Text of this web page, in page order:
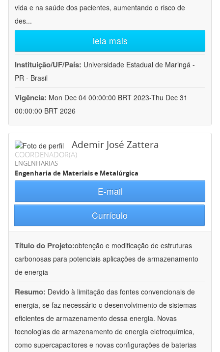
vida e na saúde dos pacientes, aumentando o risco de
des...
leia mais
Instituição/UF/País: Universidade Estadual de Maringá -
PR - Brasil
Vigência: Mon Dec 04 00:00:00 BRT 2023-Thu Dec 31
00:00:00 BRT 2026
Ademir José Zattera
COORDENADOR(A)
ENGENHARIAS
Engenharia de Materiais e Metalúrgica
E-mail
Currículo
Título do Projeto:obtenção e modificação de estruturas
carbonosas para potenciais aplicações de armazenamento
de energia
Resumo: Devido à limitação das fontes convencionais de
energia, se faz necessário o desenvolvimento de sistemas
eficientes de armazenamento dessa energia. Novas
tecnologias de armazenamento de energia eletroquímica,
como supercapacitores e novas configurações de baterias